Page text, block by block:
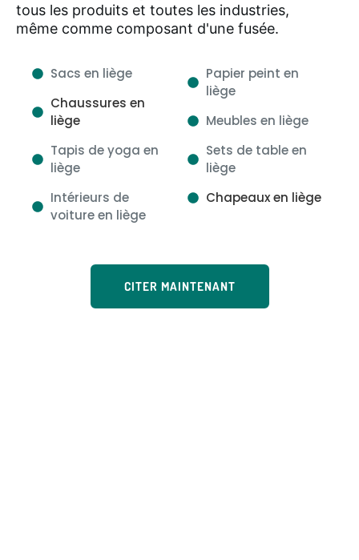
tous les produits et toutes les industries,
même comme composant d'une fusée.
Sacs en liège
Chaussures en
liège
Tapis de yoga en
liège
Intérieurs de
voiture en liège
Papier peint en
liège
Meubles en liège
Sets de table en
liège
Chapeaux en liège
CITER MAINTENANT